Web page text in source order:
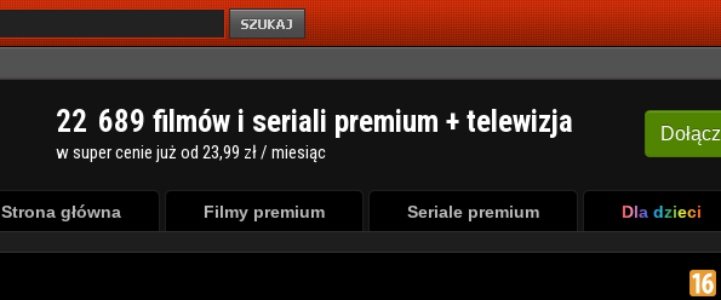
Dołącz
22 689 filmów i seriali premium + telewizja
w super cenie już od 23,99 zł / miesiąc
Strona główna Filmy premium Seriale premium Dla dzieci